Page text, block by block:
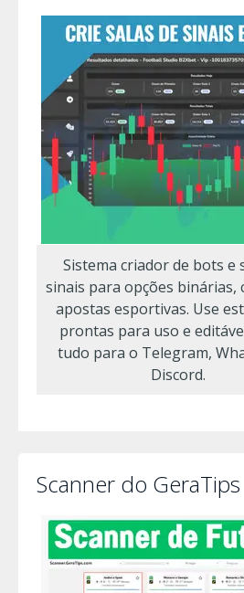
Sistema criador de bots e
sinais para opções binárias,
apostas esportivas. Use
prontas para uso e
tudo para o Telegram,
Discord.
Scanner do GeraTips